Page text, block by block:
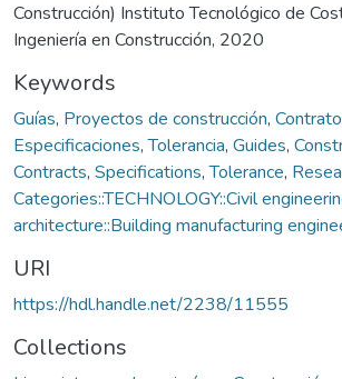
Construcción) Instituto Tecnológico de
Ingeniería en Construcción, 2020
Keywords
Guías, Proyectos de construcción,
Especificaciones,Tolerancia, Guides,
Contracts, Specifications,Tolerance,
Categories::TECHNOLOGY::Civil
architecture::Building manufacturing
URI
https://hdl.handle.net/2238/11555
Collections